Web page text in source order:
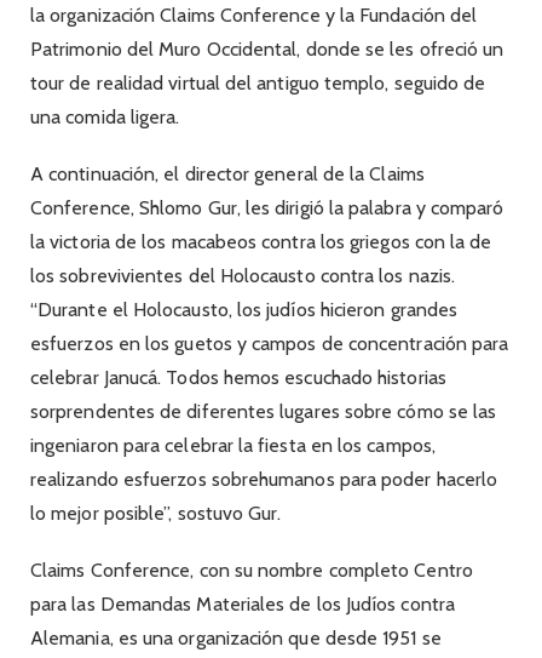
la organización Claims Conference y la Fundación del
Patrimonio del Muro Occidental, donde se les ofreció un
tour de realidad virtual del antiguo templo, seguido de
una comida ligera.
A continuación, el director general de la Claims
Conference, Shlomo Gur, les dirigió la palabra y comparó
la victoria de los macabeos contra los griegos con la de
los sobrevivientes del Holocausto contra los nazis.
“Durante el Holocausto, los judíos hicieron grandes
esfuerzos en los guetos y campos de concentración para
celebrar Janucá. Todos hemos escuchado historias
sorprendentes de diferentes lugares sobre cómo se las
ingeniaron para celebrar la fiesta en los campos,
realizando esfuerzos sobrehumanos para poder hacerlo
lo mejor posible”, sostuvo Gur.
Claims Conference, con su nombre completo Centro
para las Demandas Materiales de los Judíos contra
Alemania, es una organización que desde 1951 se